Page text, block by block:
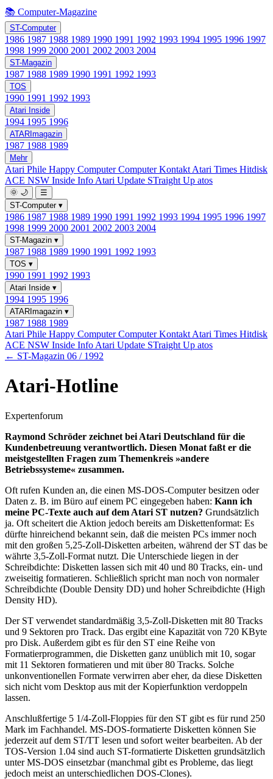
📚 Computer-Magazine
ST-Computer
1986 1987 1988 1989 1990 1991 1992 1993 1994 1995 1996 1997
1998 1999 2000 2001 2002 2003 2004
ST-Magazin
1987 1988 1989 1990 1991 1992 1993
TOS
1990 1991 1992 1993
Atari Inside
1994 1995 1996
ATARImagazin
1987 1988 1989
Mehr
Atari Phile Happy ComputerComputer Kontakt Atari Times Hitdisk
ACE NSW Inside Info Atari Update STraight Up atos
🌞 🌙
☰
ST-Computer ▾
1986 1987 1988 1989 1990 1991 1992 1993 1994 1995 1996 1997
1998 1999 2000 2001 2002 2003 2004
ST-Magazin ▾
1987 1988 1989 1990 1991 1992 1993
TOS ▾
1990 1991 1992 1993
Atari Inside ▾
1994 1995 1996
ATARImagazin ▾
1987 1988 1989
Atari Phile Happy ComputerComputer Kontakt Atari Times Hitdisk
ACE NSW Inside Info Atari Update STraight Up atos
← ST-Magazin 06 / 1992
Atari-Hotline
Expertenforum
Raymond Schröder zeichnet bei Atari Deutschland für die
Kundenbetreuung verantwortlich. Diesen Monat faßt er die
meistgestellten Fragen zum Themenkreis »andere
Betriebssysteme« zusammen.
Oft rufen Kunden an, die einen MS-DOS-Computer besitzen oder
Daten z. B. im Büro auf einem PC eingegeben haben: Kann ich
meine PC-Texte auch auf dem Atari ST nutzen? Grundsätzlich
ja. Oft scheitert die Aktion jedoch bereits am Diskettenformat: Es
dürfte hinreichend bekannt sein, daß die meisten PCs immer noch
mit den großen 5,25-Zoll-Disketten arbeiten, während der ST das be
währte 3,5-Zoll-Format nutzt. Die Unterschiede liegen in der
Schreibdichte: Disketten lassen sich mit 40 und 80 Tracks, ein- und
zweiseitig formatieren. Schließlich spricht man noch von normaler
Schreibdichte (Double Density DD) und hoher Schreibdichte (High
Density HD).
Der ST verwendet standardmäßig 3,5-Zoll-Disketten mit 80 Tracks
und 9 Sektoren pro Track. Das ergibt eine Kapazität von 720 KByte
pro Disk. Außerdem gibt es für den ST eine Reihe von
Formatierprogrammen, die Disketten ganz unüblich mit 10, sogar
mit 11 Sektoren formatieren und mit über 80 Tracks. Solche
unkonventionellen Formate verwirren aber eher, da diese Disketten
sich nicht vom Desktop aus mit der Kopierfunktion verdoppeln
lassen.
Anschlußfertige 5 1/4-Zoll-Floppies für den ST gibt es für rund 250
Mark im Fachhandel. MS-DOS-formatierte Disketten können Sie
jederzeit auf dem ST/TT lesen und sofort weiter bearbeiten. Ab der
TOS-Version 1.04 sind auch ST-formatierte Disketten grundsätzlich
unter MS-DOS einsetzbar (manchmal gibt es Probleme, das liegt
jedoch meist an unterschiedlichen DOS-Clones).